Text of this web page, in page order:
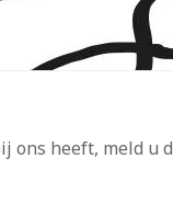
ons heeft, meld u